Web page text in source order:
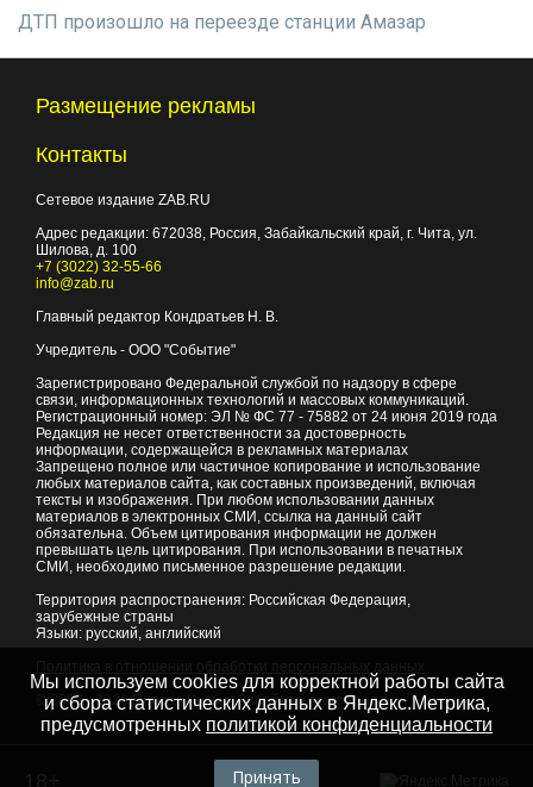
ДТП произошло на переезде станции Амазар
Размещение рекламы
Контакты
Сетевое издание ZAB.RU
Адрес редакции: 672038, Россия, Забайкальский край, г. Чита, ул.
Шилова, д. 100
+7 (3022) 32-55-66
info@zab.ru
Главный редактор Кондратьев Н. В.
Учредитель - ООО "Событие"
Зарегистрировано Федеральной службой по надзору в сфере
связи, информационных технологий и массовых коммуникаций.
Регистрационный номер: ЭЛ № ФС 77 - 75882 от 24 июня 2019 года
Редакция не несет ответственности за достоверность
информации, содержащейся в рекламных материалах
Запрещено полное или частичное копирование и использование
любых материалов сайта, как составных произведений, включая
тексты и изображения. При любом использовании данных
материалов в электронных СМИ, ссылка на данный сайт
обязательна. Объем цитирования информации не должен
превышать цель цитирования. При использовании в печатных
СМИ, необходимо письменное разрешение редакции.
Территория распространения: Российская Федерация,
зарубежные страны
Языки: русский, английский
© 2007 - 2026Портал Читы и Забайкальского края
Мы используем cookies для корректной работы сайта
и сбора статистических данных в Яндекс.Метрика,
предусмотренных политикой конфиденциальности
Принять